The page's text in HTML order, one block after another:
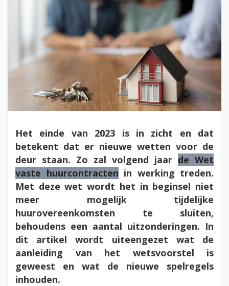
Het einde van 2023 is in zicht en dat
betekent dat er nieuwe wetten voor de
deur staan. Zo zal volgend jaar de Wet
vaste huurcontracten in werking treden.
Met deze wet wordt het in beginsel niet
meer mogelijk tijdelijke
huurovereenkomsten te sluiten,
behoudens een aantal uitzonderingen. In
dit artikel wordt uiteengezet wat de
aanleiding van het wetsvoorstel is
geweest en wat de nieuwe spelregels
inhouden.